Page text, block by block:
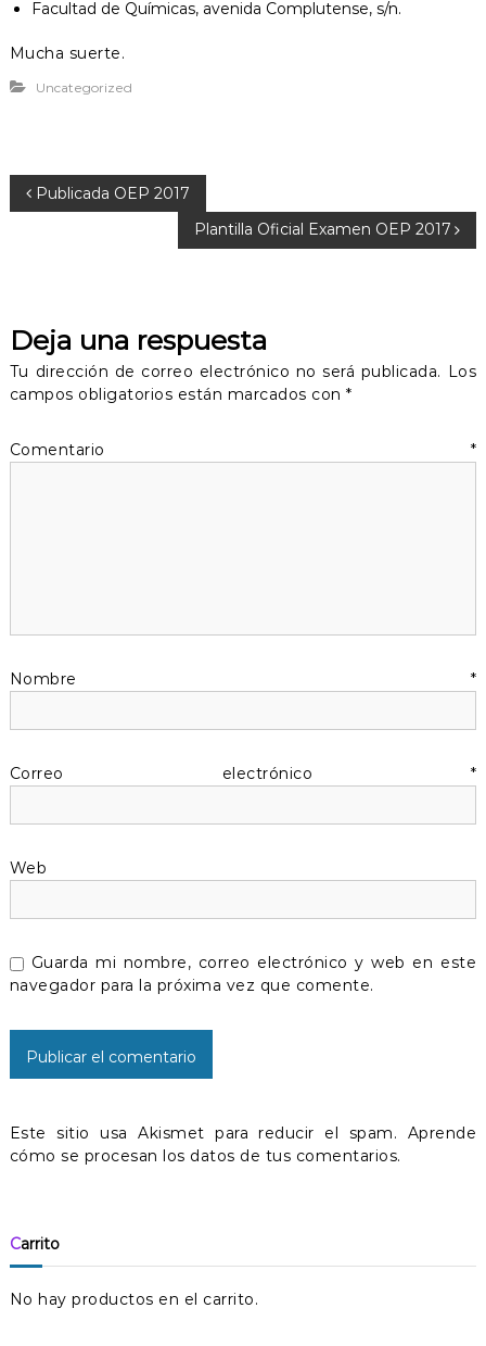
Facultad de Químicas, avenida Complutense, s/n.
Mucha suerte.
Uncategorized
N
e
g
a
n
d
e
e
n
t
r
a
d
a
s
Publicada OEP 2017
Plantilla Oficial Examen OEP 2017
Deja una respuesta
Tu dirección de correo electrónico no será publicada. Los
campos obligatorios están marcados con*
Comentario *
Nombre *
Correo electrónico *
Web
Guarda mi nombre, correo electrónico y web en este
navegador para la próxima vez que comente.
Este sitio usa Akismet para reducir el spam. Aprende
cómo se procesan los datos de tus comentarios.
Carrito
No hay productos en el carrito.